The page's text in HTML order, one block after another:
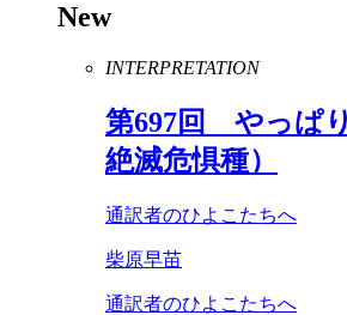
New
INTERPRETATION
第697回 やっぱ
絶滅危惧種）
通訳者のひよこたちへ
柴原早苗
通訳者のひよこたちへ